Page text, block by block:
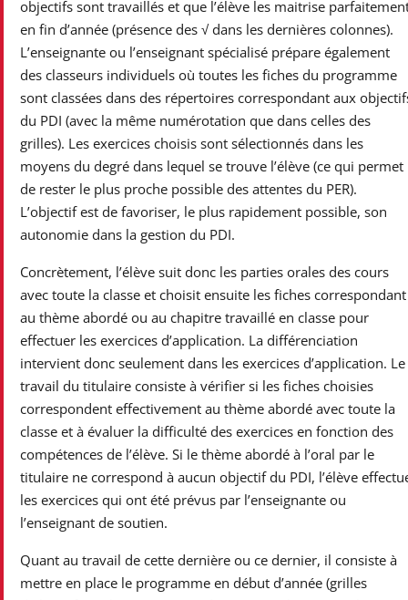
objectifs sont travaillés et que l’élève les maitrise
en fin d’année (présence des √ dans les dernières colonnes).
L’enseignante ou l’enseignant spécialisé prépare également
des classeurs individuels où toutes les fiches du programme
sont classées dans des répertoires correspondant aux
du PDI (avec la même numérotation que dans celles des
grilles). Les exercices choisis sont sélectionnés dans les
moyens du degré dans lequel se trouve l’élève (ce qui permet
de rester le plus proche possible des attentes du PER).
L’objectif est de favoriser, le plus rapidement possible, son
autonomie dans la gestion du PDI.
Concrètement, l’élève suit donc les parties orales des cours
avec toute la classe et choisit ensuite les fiches correspondant
au thème abordé ou au chapitre travaillé en classe pour
effectuer les exercices d’application. La différenciation
intervient donc seulement dans les exercices d’application. Le
travail du titulaire consiste à vérifier si les fiches choisies
correspondent effectivement au thème abordé avec toute la
classe et à évaluer la difficulté des exercices en fonction des
compétences de l’élève. Si le thème abordé à l’oral par le
titulaire ne correspond à aucun objectif du PDI, l’élève
les exercices qui ont été prévus par l’enseignante ou
l’enseignant de soutien.
Quant au travail de cette dernière ou ce dernier, il consiste à
mettre en place le programme en début d’année (grilles